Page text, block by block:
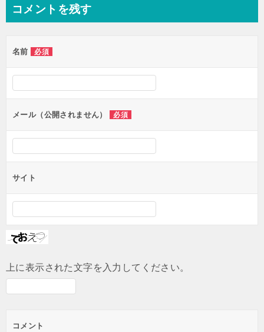
ビ
ー
シ
ョ
ン
コメントを残す
名前 必須
メール（公開されません） 必須
サイト
上に表示された文字を入力してください。
コメント